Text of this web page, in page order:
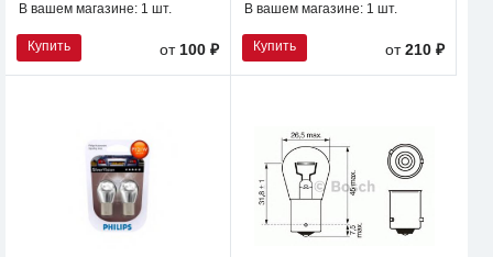
В вашем магазине: 1 шт.
Купить от 100 ₽
В вашем магазине: 1 шт.
Купить от210 ₽